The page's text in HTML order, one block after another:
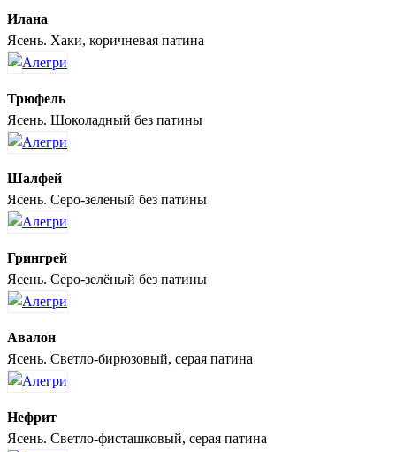
Илана
Ясень. Хаки, коричневая патина
Трюфель
Ясень. Шоколадный без патины
Шалфей
Ясень. Серо-зеленый без патины
Грингрей
Ясень. Серо-зелёный без патины
Авалон
Ясень. Светло-бирюзовый, серая патина
Нефрит
Ясень. Светло-фисташковый, серая патина